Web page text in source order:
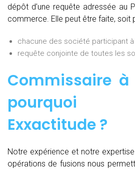
dépôt d’une requête adressée au
commerce. Elle peut être faite, soit
chacune des société participant à
requête conjointe de toutes les
Commissaire
pourquoi
Exxactitude ?
Notre expérience et notre
opérations de fusions nous